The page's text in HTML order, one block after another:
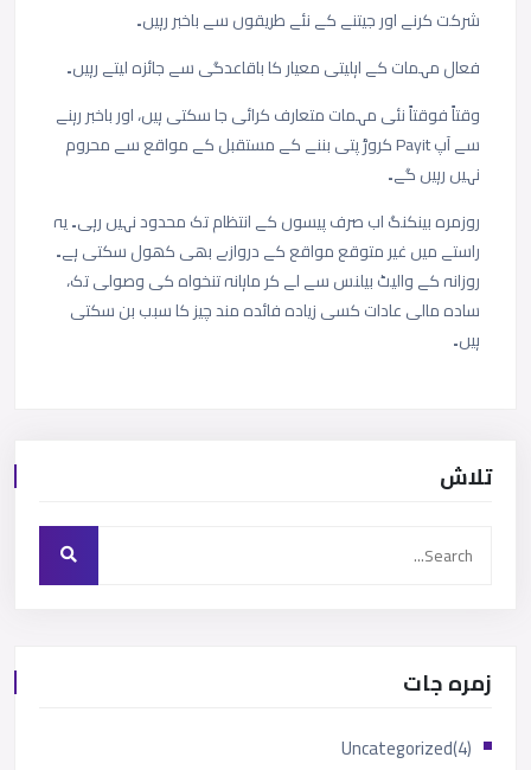
شرکتکرنےاورجیتنےکےنئےطریقوںسےباخبررہیں۔
فعالمہماتکےاہلیتیمعیارکاباقاعدگیسےجائزہلیتےرہیں۔
وقتاً فوقتاً نئی مہمات متعارف کرائی جا سکتی ہیں، اور باخبر رہنے
سے آپ Payit کروڑ پتی بننے کے مستقبل کے مواقع سے محروم
نہیں رہیں گے۔
روزمرہ بینکنگ اب صرف پیسوں کے انتظام تک محدود نہیں رہی۔ یہ
راستے میں غیر متوقع مواقع کے دروازے بھی کھول سکتی ہے۔
روزانہ کے والیٹ بیلنس سے لے کر ماہانہ تنخواہ کی وصولی تک،
سادہ مالی عادات کسی زیادہ فائدہ مند چیز کا سبب بن سکتی
ہیں۔
تلاش
زمرہ جات
Uncategorized (4)